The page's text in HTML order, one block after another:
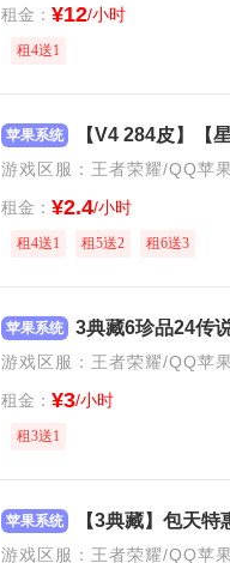
租金： ¥12/小时
租4送1
苹果系统
游戏区服：王者荣耀/QQ苹
租金： ¥2.4/小时
租4送1 租5送2 租6送3
苹果系统
游戏区服：王者荣耀/QQ苹
租金： ¥3/小时
租3送1
苹果系统
游戏区服：王者荣耀/QQ苹